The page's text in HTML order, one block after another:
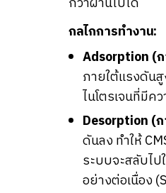
กลไกการทำงาน:
Adsorption (
ภายใต้แรงดันสู
ไนโตรเจนที่มีค
Desorption (
ดันลง ทำให้
ระบบจะสลับไ
อย่างต่อเนื่อง